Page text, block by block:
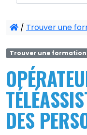
/ Trouver une
Trouver une formation
DES